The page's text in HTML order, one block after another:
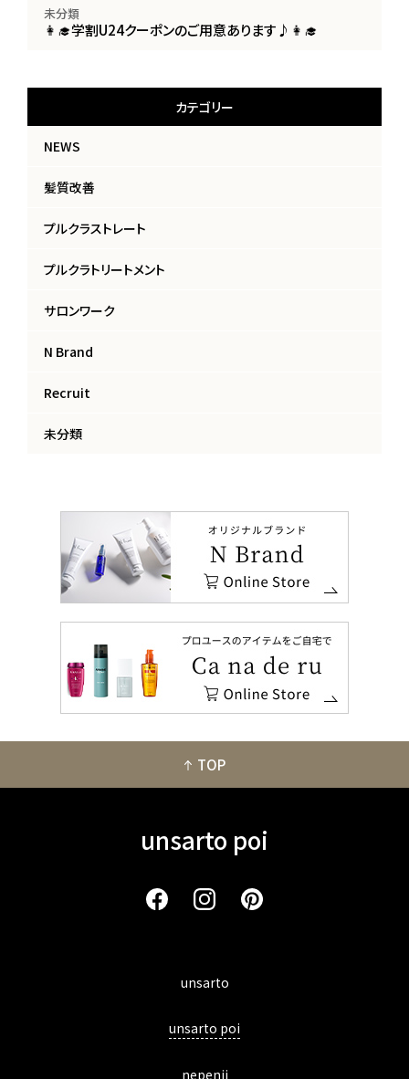
未分類
👩‍🎓学割U24クーポンのご用意あります♪👩‍🎓
カテゴリー
NEWS
髪質改善
プルクラストレート
プルクラトリートメント
サロンワーク
N Brand
Recruit
未分類
TOP
unsarto poi
unsarto
unsarto poi
nepenji